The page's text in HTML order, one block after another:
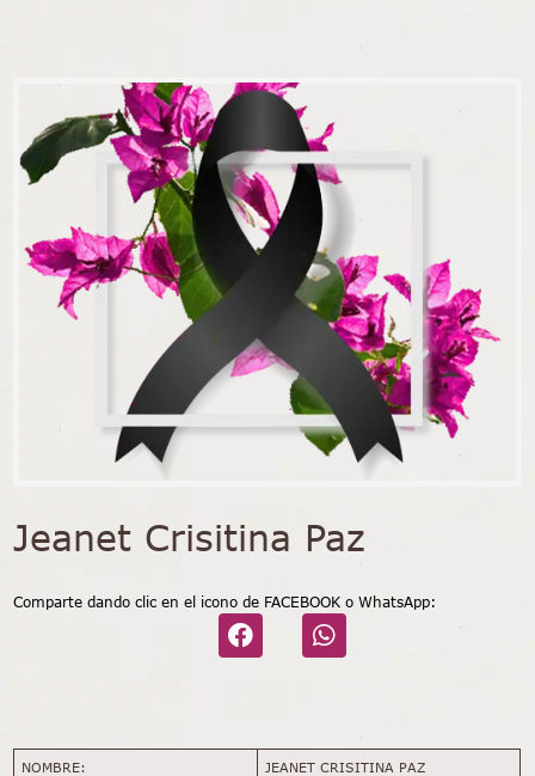
Jeanet Crisitina Paz
Comparte dando clic en el icono de FACEBOOK o WhatsApp:
NOMBRE: JEANET CRISITINA PAZ